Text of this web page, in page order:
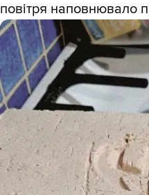
повітря наповнювало